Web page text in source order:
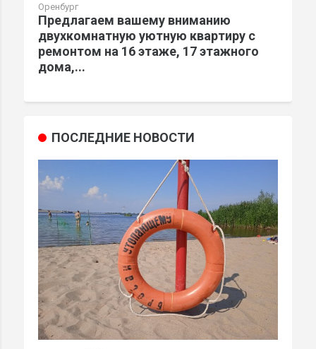
Оренбург
Предлагаем вашему вниманию
двухкомнатную уютную квартиру с
ремонтом на 16 этаже, 17 этажного
дома,...
ПОСЛЕДНИЕ НОВОСТИ